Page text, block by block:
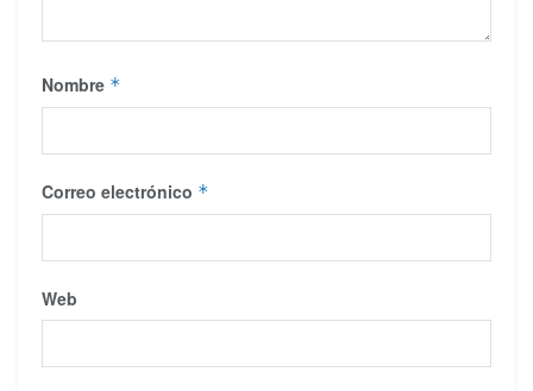
Nombre *
Correo electrónico *
Web